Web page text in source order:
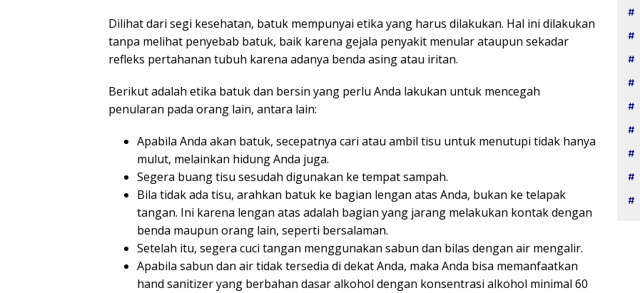
Dilihat dari segi kesehatan, batuk mempunyai etika yang harus dilakukan. Hal ini dilakukan
tanpa melihat penyebab batuk, baik karena gejala penyakit menular ataupun sekadar
refleks pertahanan tubuh karena adanya benda asing atau iritan.
Berikut adalah etika batuk dan bersin yang perlu Anda lakukan untuk mencegah
penularan pada orang lain, antara lain:
Apabila Anda akan batuk, secepatnya cari atau ambil tisu untuk menutupi tidak hanya
mulut, melainkan hidung Anda juga.
Segera buang tisu sesudah digunakan ke tempat sampah.
Bila tidak ada tisu, arahkan batuk ke bagian lengan atas Anda, bukan ke telapak
tangan. Ini karena lengan atas adalah bagian yang jarang melakukan kontak dengan
benda maupun orang lain, seperti bersalaman.
Setelah itu, segera cuci tangan menggunakan sabun dan bilas dengan air mengalir.
Apabila sabun dan air tidak tersedia di dekat Anda, maka Anda bisa memanfaatkan
hand sanitizer yang berbahan dasar alkohol dengan konsentrasi alkohol minimal 60